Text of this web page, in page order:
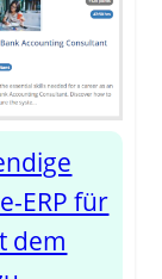
ERP für
dem